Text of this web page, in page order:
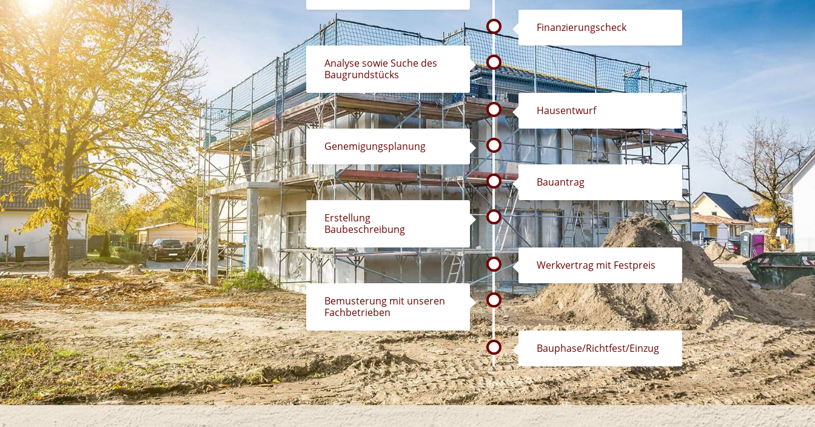
Finanzierungscheck
Analyse sowie Suche des
Baugrundstücks
Hausentwurf
Genemigungsplanung
Bauantrag
Erstellung
Baubeschreibung
Werkvertrag mit Festpreis
Bemusterung mit unseren
Fachbetrieben
Bauphase/Richtfest/Einzug